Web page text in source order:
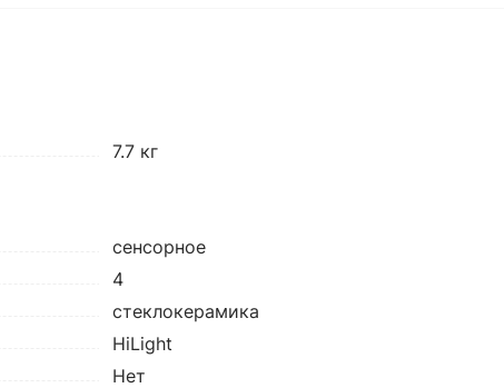
7.7 кг
сенсорное
4
cтеклокерамика
HiLight
Нет